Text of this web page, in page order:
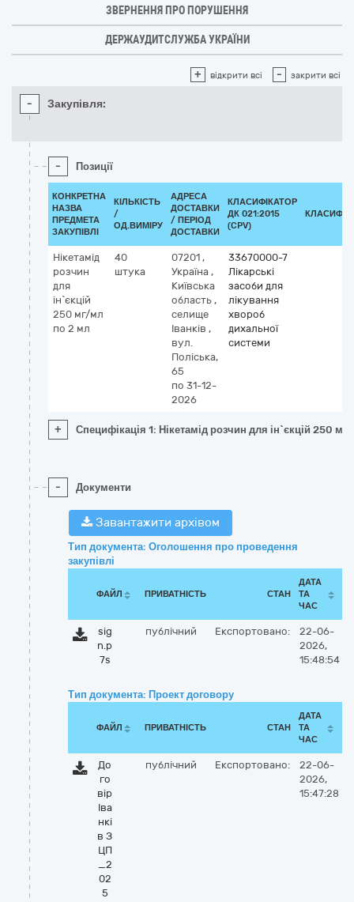
ЗВЕРНЕННЯ ПРО ПОРУШЕННЯ
ДЕРЖАУДИТСЛУЖБА УКРАЇНИ
+ відкрити всі - закрити всі
- Закупівля:
- Позиції
КОНКРЕТНА
НАЗВА
ПРЕДМЕТА
ЗАКУПІВЛІ
КІЛЬКІСТЬ
/
ОД.ВИМІРУ
АДРЕСА
ДОСТАВКИ
/ ПЕРІОД
ДОСТАВКИ
КЛАСИФІКАТОР
ДК 021:2015
(CPV)
Нікетамід
розчин
для
ін`єкцій
250 мг/мл
по 2 мл
40
штука
07201 ,
Україна ,
Київська
область ,
селище
Іванків ,
вул.
Поліська,
65
по 31-12-
2026
33670000-7
Лікарські
засоби для
лікування
хвороб
дихальної
системи
+ Специфікація 1: Нікетамід розчин для ін`єкцій 250
- Документи
Завантажити архівом
Тип документа: Оголошення про проведення
закупівлі
ФАЙЛ ПРИВАТНІСТЬ СТАН
ДАТА
ТА
ЧАС
sig
n.p
7s
публічний Експортовано:
22-06-
2026,
15:48:54
Тип документа: Проект договору
ФАЙЛ ПРИВАТНІСТЬ СТАН
ДАТА
ТА
ЧАС
До
го
вір
Іва
нкі
в З
ЦП
_2
02
5
публічний Експортовано:
22-06-
2026,
15:47:28